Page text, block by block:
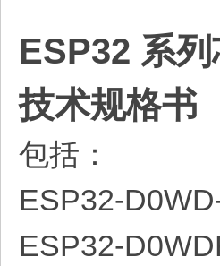
ESP32 系
技术规格书
包括：
ESP32-
ESP32-